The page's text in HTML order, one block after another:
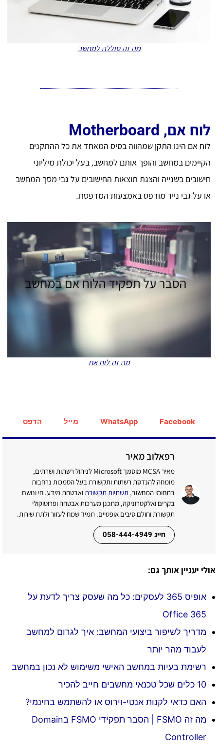
מה זה סוללה למחשב
לוח אם, Motherboard
לוח אם הינו התקן שמהווה בסיס המאחד את כל ההתקנים
הקיימים במחשב והופך אותם למחשב, בעל יכולת מיליוני
חישובים בשנייה והצגת תוצאות החישובים על גבי מסך המחשב
או על גבי נייר מודפס באמצעות המדפסת.
מה זה לוח אם
Facebook
WhatsApp מייל הדפס
רפאלוב מאיר
מאיר MCSA מוסמך Microsoft לניהול רשתות ושרתים,
מומחה להנדסת רשתות ותקשורת בעל הסמכות נרחבות
בתחומי המחשוב, תשתיות תקשורתואבטחת מידע. חי ונושם
בקרים ואלקטרוניקה, מתכנן מערכות אבטחה ופרוטוקולי
תקשורת וחולם סיבים אופטיים. תמיד שמח לעזור ולתת שירות.
חייג 058-444-4949
אולי יעניין אותך גם:
אופיס 365 לעסקים: כל מה שעסק צריך לדעת על
Office 365
מדריך לשיפור ביצועי המחשב: איך לגרום למחשב
לעבוד מהר יותר
רשימת בעיות במחשב האישי משימוש לא נכון במחשב
10 כלים שכל טכנאי מחשבים חייב להכיר
האם כדאי לקנות אנטי-וירוס או להשתמש בחינמי?
מה זה FSMO | הסבר תפקידי FSMO בDomain
Controller